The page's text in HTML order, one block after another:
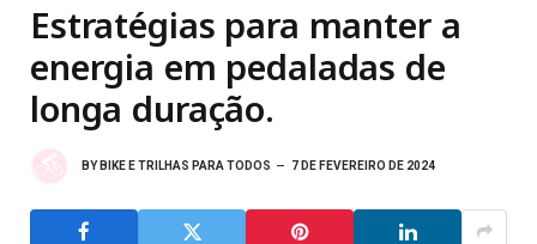
Estratégias para manter a
energia em pedaladas de
longa duração.
BY BIKE E TRILHAS PARA TODOS 7 DE FEVEREIRO DE 2024